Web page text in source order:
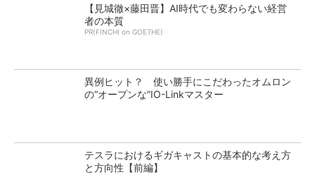
【見城徹×藤田晋】AI時代でも変わらない経営
者の本質
PR(FINCHI on GOETHE)
異例ヒット？ 使い勝手にこだわったオムロン
の“オープンな”IO-Linkマスター
テスラにおけるギガキャストの基本的な考え方
と方向性【前編】